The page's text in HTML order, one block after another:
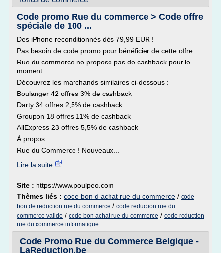
Code promo Rue du commerce > Code offre
spéciale de 100 ...
Des iPhone reconditionnés dès 79,99 EUR !
Pas besoin de code promo pour bénéficier de cette offre
Rue du commerce ne propose pas de cashback pour le
moment.
Découvrez les marchands similaires ci-dessous :
Boulanger 42 offres 3% de cashback
Darty 34 offres 2,5% de cashback
Groupon 18 offres 11% de cashback
AliExpress 23 offres 5,5% de cashback
À propos
Rue du Commerce ! Nouveaux...
Lire la suite
Site : https://www.poulpeo.com
Thèmes liés : code bon d achat rue du commerce / code
bon de reduction rue du commerce / code reduction rue du
commerce valide / code bon achat rue du commerce / code reduction
rue du commerce informatique
Code Promo Rue du Commerce Belgique -
LaReduction.be